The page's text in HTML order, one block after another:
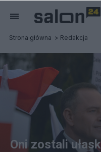
Strona główna Redakcja
Oni zostali